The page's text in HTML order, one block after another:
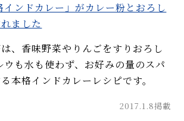
ンドカレー」がカレー粉とおろし
ました
、香味野菜やりんごをすりおろし
も水も使わず、お好みの量のスパ
本格インドカレーレシピです。
2017.1.8掲載
MORE